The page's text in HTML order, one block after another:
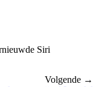
Siri
Volgende →